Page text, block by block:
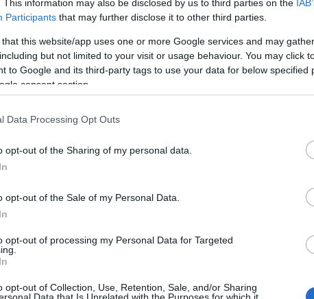
This information may also be disclosed by us to third parties on the
Participants that may further disclose it to other third parties.
that this website/app uses one or more Google services and may
but not limited to your visit or usage behaviour. You may click
to Google and its third-party tags to use your data for below specified
consent section.
Data Processing Opt Outs
opt-out of the Sharing of my personal data.
opt-out of the Sale of my Personal Data.
opt-out of processing my Personal Data for Targeted
opt-out of Collection, Use, Retention, Sale, and/or Sharing
Data that Is Unrelated with the Purposes for which it
con disabilità.
Sardegna.
attivando il servizio, dal 14 febbraio,
28 febbraio nei Distretti 070, 0781. A
e i turisti potranno avere come unico
il numero 1-1-2 (uno-uno-due).
di emergenza, la principale forza
nelle aspettative, nella localizzazione
. La nuova tecnologia sta permettendo a
del fuoco e capitaneria di intervenire
veloce rispetto al passato. Infine il servizio di
da molteplici lingue e in tempo